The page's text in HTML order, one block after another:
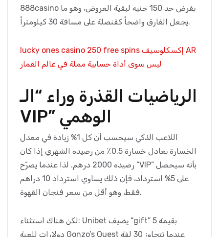
888casino يفرض حد 150 جنيه لبقية العروض، وهو ما
يجعل الفارق واضحاً كقنصلة على مسافة 30 كيلومتراً.
lucky ones casino 250 free spins إكسكلوسيف AR
ليس سوى أداة حسابية مملة في عالم القمار
الرياضيات القذرة وراء “الـ
VIP” الوهمي
اللاعب الذكي سيحسب أن كل 1% زيادة في معدل
الخسارة يعادل خسارة 0.5٪ من رصيده الشهري إذا كان
رصيده 2000 درهم. لذا عندما يصرّح “VIP” بأنه سيحصل
على 5% استرداد، فإن ذلك يساوي استرداد 10 دراهم
فقط، وهو أقل من سعر فنجان القهوة.
لكن هناك استثناء: Unibet يضيف “gift” بقيمة 5
دولارات للعبة Gonzo’s Quest عندما تتجاوز 30 لفة